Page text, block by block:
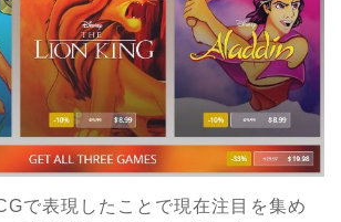
で表現したことで現在注目を集め